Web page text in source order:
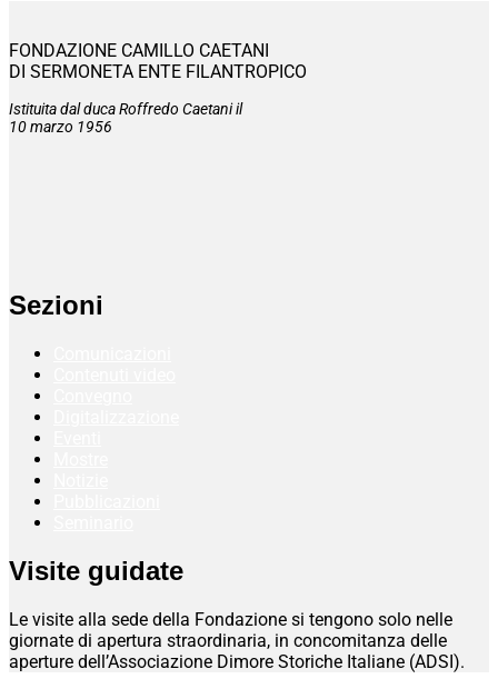
FONDAZIONE CAMILLO CAETANI
DI SERMONETA ENTE FILANTROPICO
Istituita dal duca Roffredo Caetani il
10 marzo 1956
Sezioni
Visite guidate
Le visite alla sede della Fondazione si tengono solo nelle
giornate di apertura straordinaria, in concomitanza delle
aperture dell’Associazione Dimore Storiche Italiane (ADSI).